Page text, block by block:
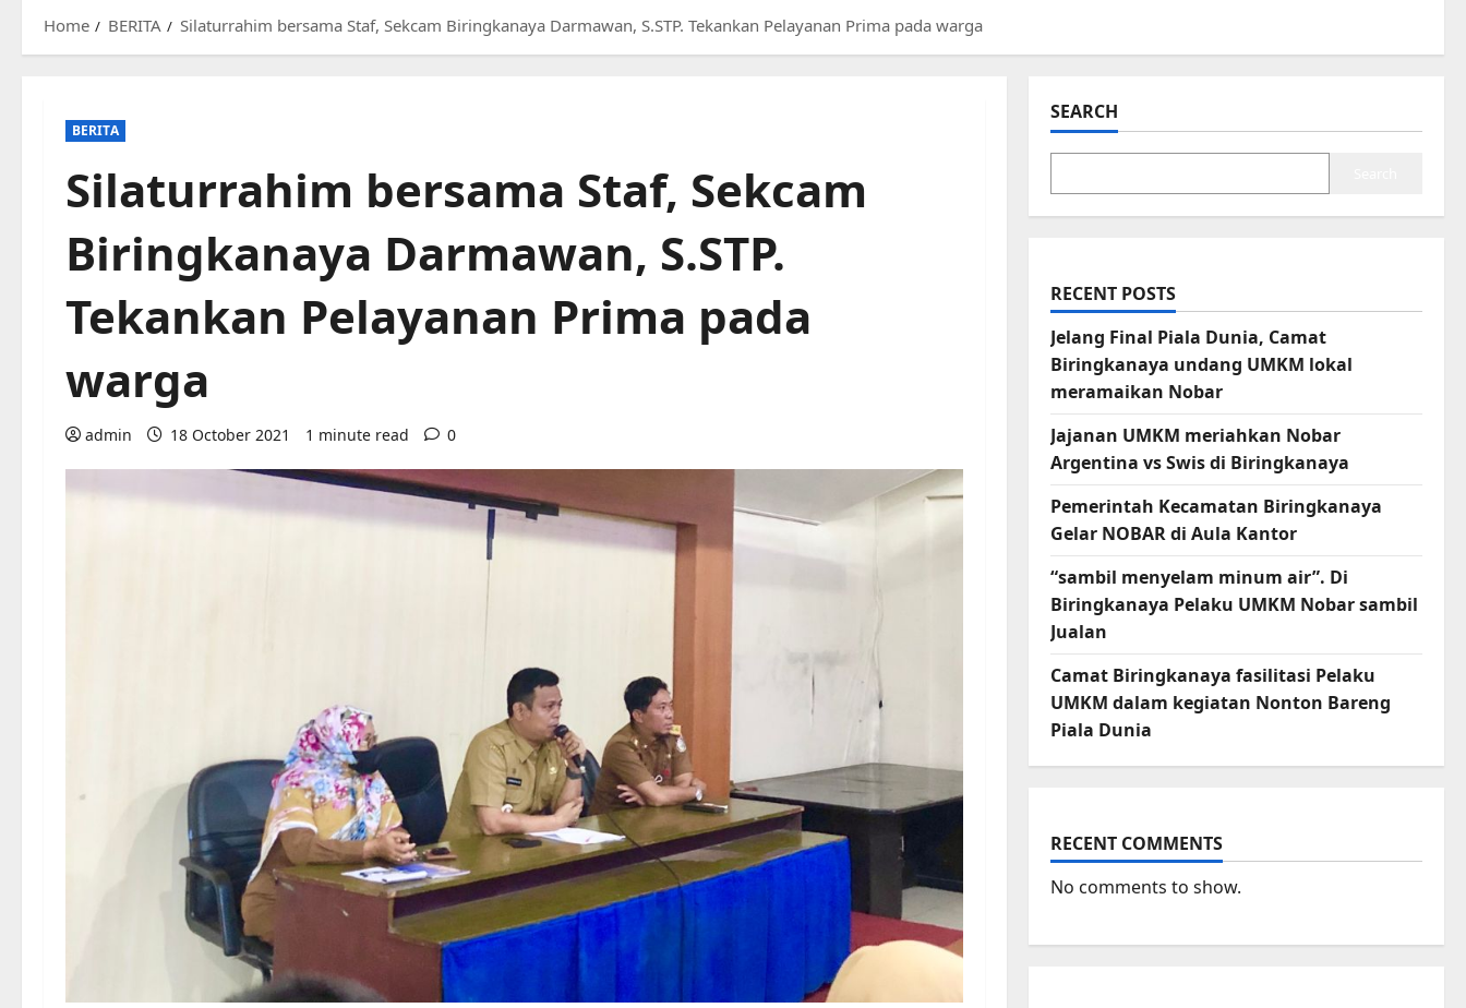
Home BERITA Silaturrahim bersama Staf, Sekcam Biringkanaya Darmawan, S.STP. Tekankan Pelayanan Prima pada warga
BERITA
Silaturrahim bersama Staf, Sekcam
Biringkanaya Darmawan, S.STP.
Tekankan Pelayanan Prima pada
warga
admin 18 October 2021 1 minute read 0
SEARCH
RECENT POSTS
Jelang Final Piala Dunia, Camat
Biringkanaya undang UMKM lokal
meramaikan Nobar
Jajanan UMKM meriahkan Nobar
Argentina vs Swis di Biringkanaya
Pemerintah Kecamatan Biringkanaya
Gelar NOBAR di Aula Kantor
“sambil menyelam minum air”. Di
Biringkanaya Pelaku UMKM Nobar sambil
Jualan
Camat Biringkanaya fasilitasi Pelaku
UMKM dalam kegiatan Nonton Bareng
Piala Dunia
RECENT COMMENTS
No comments to show.